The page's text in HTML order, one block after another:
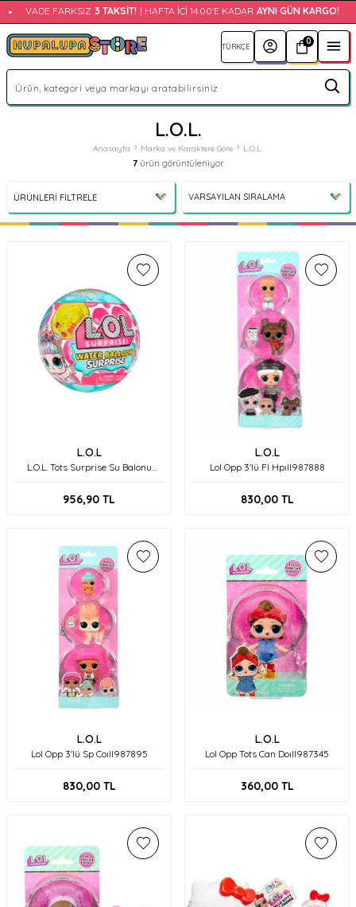
VADE FARKSIZ 3 TAKSIT! | HAFTA İÇI 14:00'E KADAR AYNI GÜN KARGO!
0
L.O.L.
Anasayfa Marka ve Karaktere Göre L.O.L.
7ürün görüntüleniyor.
ÜRÜNLERI FILTRELE
L.O.L
L.O.L. Tots Surprise Su Balonu
956,90 TL
L.O.L
Lol Opp 3'lü Fl Hpıll987888
830,00TL
L.O.L
Lol Opp 3'lü Sp Coıll987895
830,00TL
L.O.L
Lol Opp Tots Can Doıll987345
360,00TL